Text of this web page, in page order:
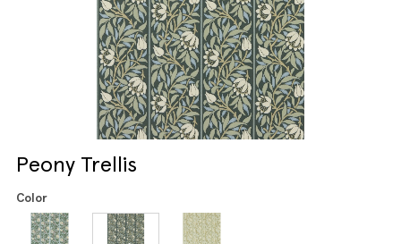
Peony Trellis
Color